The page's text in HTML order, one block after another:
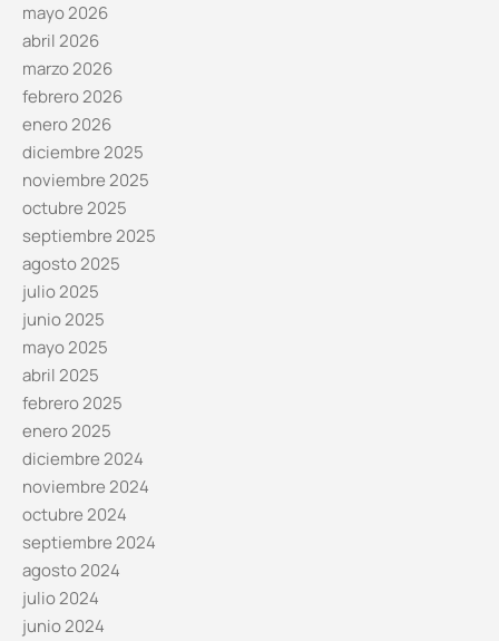
mayo 2026
abril 2026
marzo 2026
febrero 2026
enero 2026
diciembre 2025
noviembre 2025
octubre 2025
septiembre 2025
agosto 2025
julio 2025
junio 2025
mayo 2025
abril 2025
febrero 2025
enero 2025
diciembre 2024
noviembre 2024
octubre 2024
septiembre 2024
agosto 2024
julio 2024
junio 2024